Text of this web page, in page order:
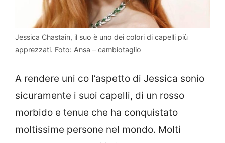
Jessica Chastain, il suo è uno dei colori di capelli più
apprezzati. Foto: Ansa – cambiotaglio
A rendere uni co l’aspetto di Jessica sonio
sicuramente i suoi capelli, di un rosso
morbido e tenue che ha conquistato
moltissime persone nel mondo. Molti